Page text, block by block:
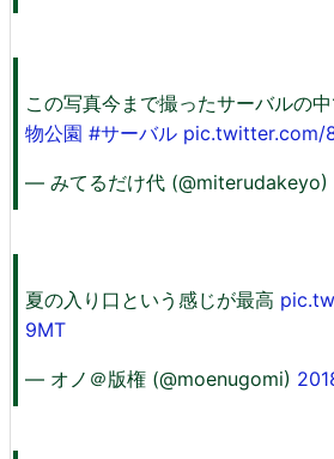
この写真今まで撮ったサーバルの
物公園 #サーバル pic.twitter.com/
— みてるだけ代 (@miterudakeyo)
夏の入り口という感じが最高
9MT
— オノ＠版権 (@moenugomi)